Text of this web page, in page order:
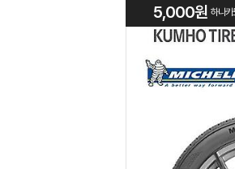
5,000원 하나카